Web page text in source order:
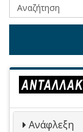
Ανάφλεξη